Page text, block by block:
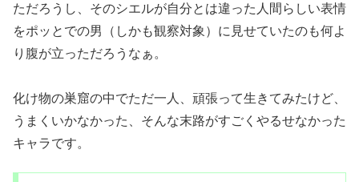
ただろうし、そのシエルが自分とは違った人間らしい表情
をポッとでの男（しかも観察対象）に見せていたのも何よ
り腹が立っただろうなぁ。
化け物の巣窟の中でただ一人、頑張って生きてみたけど、
うまくいかなかった、そんな末路がすごくやるせなかった
キャラです。